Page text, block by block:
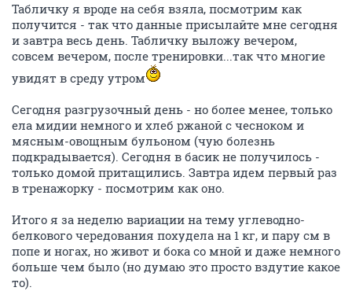
Табличку я вроде на себя взяла, посмотрим как
получится - так что данные присылайте мне сегодня
и завтра весь день. Табличку выложу вечером,
совсем вечером, после тренировки...так что многие
увидят в среду утром
Сегодня разгрузочный день - но более менее, только
ела мидии немного и хлеб ржаной с чесноком и
мясным-овощным бульоном (чую болезнь
подкрадывается). Сегодня в басик не получилось -
только домой притащились. Завтра идем первый раз
в тренажорку - посмотрим как оно.
Итого я за неделю вариации на тему углеводно-
белкового чередования похудела на 1 кг, и пару см в
попе и ногах, но живот и бока со мной и даже немного
больше чем было (но думаю это просто вздутие какое
то).